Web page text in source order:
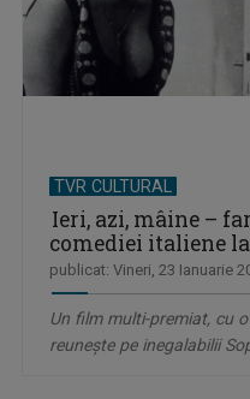
TVR CULTURAL
Ieri, azi, mâine –
comediei italiene
publicat: Vineri, 23 Ianuarie
Un film multi-premiat, cu
reuneşte pe inegalabilii